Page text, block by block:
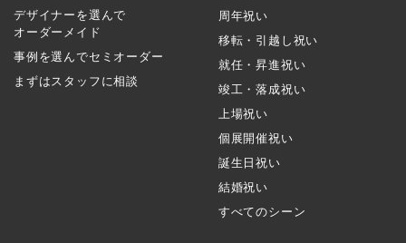
デザイナーを選んで
オーダーメイド
事例を選んでセミオーダー
まずはスタッフに相談
周年祝い
移転・引越し祝い
就任・昇進祝い
竣工・落成祝い
上場祝い
個展開催祝い
誕生日祝い
結婚祝い
すべてのシーン